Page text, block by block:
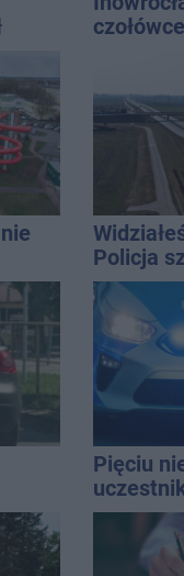
na upały
Policja
Pięciu
wpadło
promila